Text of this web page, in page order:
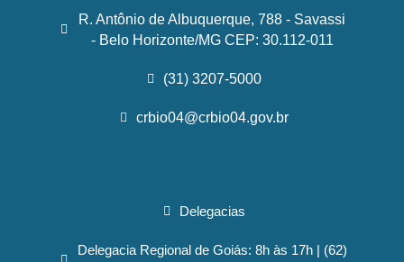
R. Antônio de Albuquerque, 788 - Savassi
- Belo Horizonte/MG CEP: 30.112-011
(31) 3207-5000
crbio04@crbio04.gov.br
Delegacias
Delegacia Regional de Goiás: 8h às 17h | (62)